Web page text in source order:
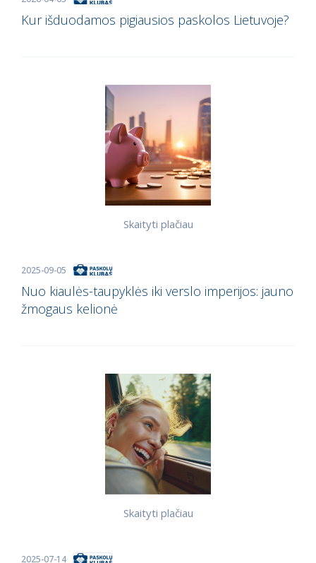
Kur išduodamos pigiausios paskolos Lietuvoje?
2025-09-05
Nuo kiaulės-taupyklės iki verslo imperijos: jauno
žmogaus kelionė
Skaityti plačiau
2025-07-14
Skaityti plačiau